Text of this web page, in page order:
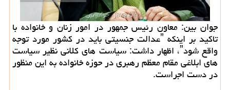
جوان بین: معاون رئیس جمهور در امور زنان و خانواده با
تاكید بر اینكه ˮعدالت جنسیتی باید در كشور مورد توجه
واقع شودˮ، اظهار داشت: سیاست های كلانی نظیر سیاست
های ابلاغی مقام معظم رهبری در حوزه خانواده به این منظور
در دست اجراست.